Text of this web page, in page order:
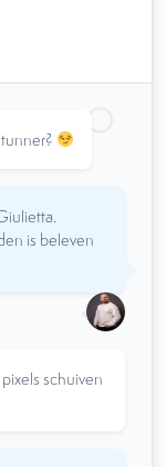
is beleven
schuiven